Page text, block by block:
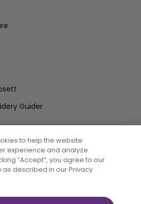
Guider
Skriv inn e-
to help the website
experience and analyze
“Accept“, you agree to our
described in our Privacy